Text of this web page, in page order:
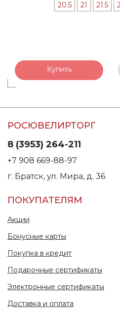
20.5
21 21.5
Купить
РОСЮВЕЛИРТОРГ
8 (3953) 264-211
+7 908 669-88-97
г. Братск, ул. Мира, д. 36
ПОКУПАТЕЛЯМ
Акции
Бонусные карты
Покупка в кредит
Подарочные сертификаты
Электронные сертификаты
Доставка и оплата